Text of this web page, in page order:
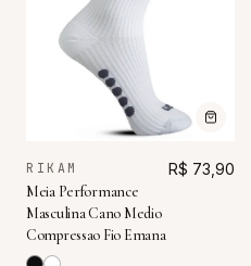
RIKAM
Meia Performance
Masculina Cano Medio
Compressao Fio Emana
R$ 73,90